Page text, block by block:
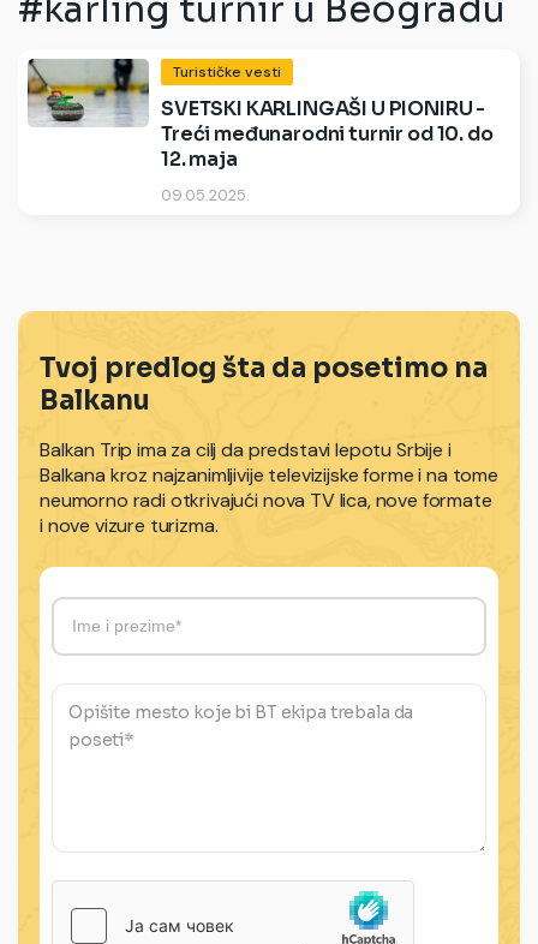
#karling turnir u Beogradu
Turističke vesti
SVETSKI KARLINGAŠI U PIONIRU -
Treći međunarodni turnir od 10. do
12. maja
09.05.2025.
Tvoj predlog šta da posetimo na
Balkanu
Balkan Trip ima za cilj da predstavi lepotu Srbije i
Balkana kroz najzanimljivije televizijske forme i na tome
neumorno radi otkrivajući nova TV lica, nove formate
i nove vizure turizma.